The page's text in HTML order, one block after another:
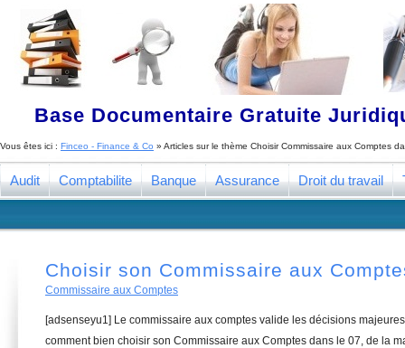
Base Documentaire Gratuite
Vous êtes ici : Finceo - Finance & Co » Articles sur le thème Choisir Commissaire aux Comptes
Audit Comptabilite Banque Assurance Droit du travail
Choisir son Commissaire aux
Commissaire aux Comptes
[adsenseyu1] Le commissaire aux comptes valide les décisions
comment bien choisir son Commissaire aux Comptes dans le 07, de la